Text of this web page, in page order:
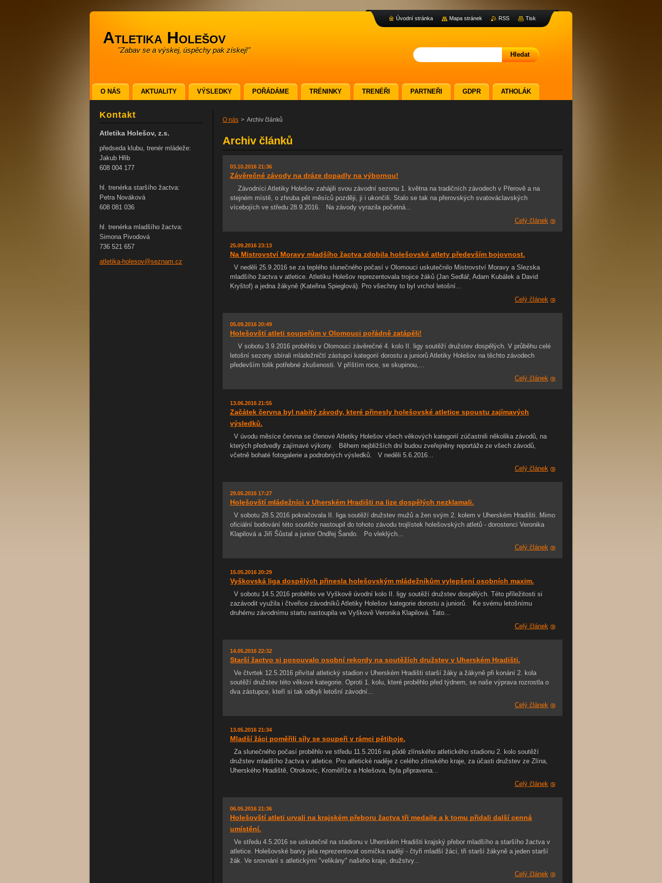
Atletika Holešov
"Zabav se a výskej, úspěchy pak získej!"
O nás > Archiv článků
Archiv článků
03.10.2016 21:36
Závěrečné závody na dráze dopadly na výbornou!
Závodníci Atletiky Holešov zahájili svou závodní sezonu 1. května na tradičních závodech v Přerově a na
stejném místě, o zhruba pět měsíců později, ji i ukončili. Stalo se tak na přerovských svatováclavských
vícebojích ve středu 28.9.2016. Na závody vyrazila početná...
Celý článek
25.09.2016 23:13
Na Mistrovství Moravy mladšího žactva zdobila holešovské atlety především bojovnost.
V neděli 25.9.2016 se za teplého slunečného počasí v Olomouci uskutečnilo Mistrovství Moravy a Slezska
mladšího žactva v atletice. Atletiku Holešov reprezentovala trojice žáků (Jan Sedlář, Adam Kubálek a David
Kryštof) a jedna žákyně (Kateřina Spieglová). Pro všechny to byl vrchol letošní...
Celý článek
05.09.2016 20:49
Holešovští atleti soupeřům v Olomouci pořádně zatápěli!
V sobotu 3.9.2016 proběhlo v Olomouci závěrečné 4. kolo II. ligy soutěží družstev dospělých. V průběhu celé
letošní sezony sbírali mládežničtí zástupci kategorií dorostu a juniorů Atletiky Holešov na těchto závodech
především tolik potřebné zkušenosti. V příštím roce, se skupinou,...
Celý článek
13.06.2016 21:55
Začátek června byl nabitý závody, které přinesly holešovské atletice spoustu zajímavých
výsledků.
V úvodu měsíce června se členové Atletiky Holešov všech věkových kategorií zúčastnili několika závodů, na
kterých předvedly zajímavé výkony. Během nejbližších dní budou zveřejněny reportáže ze všech závodů,
včetně bohaté fotogalerie a podrobných výsledků. V neděli 5.6.2016...
Celý článek
29.05.2016 17:27
Holešovští mládežníci v Uherském Hradišti na lize dospělých nezklamali.
V sobotu 28.5.2016 pokračovala II. liga soutěží družstev mužů a žen svým 2. kolem v Uherském Hradišti. Mimo
oficiální bodování této soutěže nastoupil do tohoto závodu trojlístek holešovských atletů - dorostenci Veronika
Klapilová a Jiří Šůstal a junior Ondřej Šando. Po vleklých...
Celý článek
15.05.2016 20:29
Vyškovská liga dospělých přinesla holešovským mládežníkům vylepšení osobních maxim.
V sobotu 14.5.2016 proběhlo ve Vyškově úvodní kolo II. ligy soutěží družstev dospělých. Této příležitosti si
zazávodit využila i čtveřice závodníků Atletiky Holešov kategorie dorostu a juniorů. Ke svému letošnímu
druhému závodnímu startu nastoupila ve Vyškově Veronika Klapilová. Tato...
Celý článek
14.05.2016 22:32
Starší žactvo si posouvalo osobní rekordy na soutěžích družstev v Uherském Hradišti.
Ve čtvrtek 12.5.2016 přivítal atletický stadion v Uherském Hradišti starší žáky a žákyně při konání 2. kola
soutěží družstev této věkové kategorie. Oproti 1. kolu, které proběhlo před týdnem, se naše výprava rozrostla o
dva zástupce, kteří si tak odbyli letošní závodní...
Celý článek
13.05.2016 21:34
Mladší žáci poměřili síly se soupeři v rámci pětiboje.
Za slunečného počasí proběhlo ve středu 11.5.2016 na půdě zlínského atletického stadionu 2. kolo soutěží
družstev mladšího žactva v atletice. Pro atletické naděje z celého zlínského kraje, za účasti družstev ze Zlína,
Uherského Hradiště, Otrokovic, Kroměříže a Holešova, byla připravena...
Celý článek
06.05.2016 21:36
Holešovští atleti urvali na krajském přeboru žactva tři medaile a k tomu přidali další cenná
umístění.
Ve středu 4.5.2016 se uskutečnil na stadionu v Uherském Hradišti krajský přebor mladšího a staršího žactva v
atletice. Holešovské barvy jela reprezentovat osmička nadějí - čtyři mladší žáci, tři starší žákyně a jeden starší
žák. Ve srovnání s atletickými "velikány" našeho kraje, družstvy...
Celý článek
Kontakt
Atletika Holešov, z.s.
předseda klubu, trenér mládeže:
Jakub Hřib
608 004 177
hl. trenérka staršího žactva:
Petra Nováková
608 081 036
hl. trenérka mladšího žactva:
Simona Pivodová
736 521 657
atletika-holesov@seznam.cz
O NÁS AKTUALITY VÝSLEDKY POŘÁDÁME TRÉNINKY TRENÉŘI PARTNEŘI GDPR ATHOLÁK
Úvodní stránka Mapa stránek RSS Tisk